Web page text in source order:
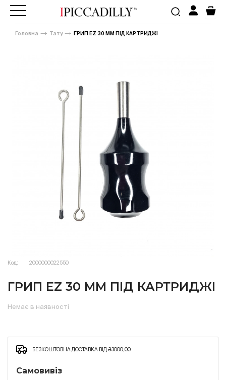
Головна Тату ГРИП EZ 30 ММ ПІД КАРТРИДЖІ
Код: 2000000022550
ГРИП EZ 30 ММ ПІД КАРТРИДЖІ
Немає в наявності
БЕЗКОШТОВНА ДОСТАВКА ВІД ₴3000,00
Самовивіз